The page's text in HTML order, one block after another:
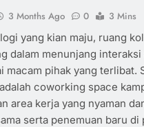
3 Months Ago 0
3 Mins
yang kian maju, ruang
dalam menunjang interaksi
macam pihak yang terlibat.
coworking space
area kerja yang nyaman
serta penemuan baru di